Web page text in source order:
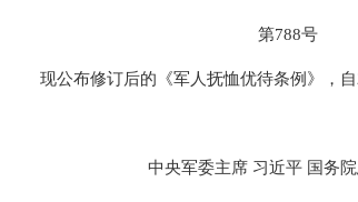
第788号
现公布修订后的《军人抚恤优待条例》，自
中央军委主席 习近平 国务